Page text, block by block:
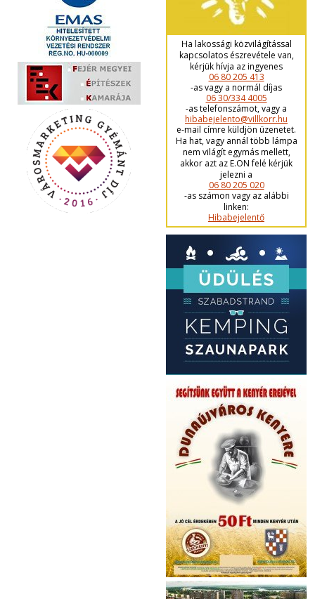
Ha lakossági közvilágítással
kapcsolatos észrevétele van,
kérjük hívja az ingyenes
06 80 205 413
-as vagy a normál díjas
06 30/334 4005
-as telefonszámot, vagy a
hibabejelento@villkorr.hu
e-mail címre küldjön üzenetet.
Ha hat, vagy annál több lámpa
nem világít egymás mellett,
akkor azt az E.ON felé kérjük
jelezni a
06 80 205 020
-as számon vagy az alábbi
linken:
Hibabejelentő